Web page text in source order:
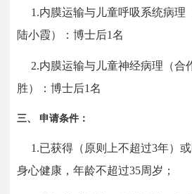
1.内膜运输与儿童呼吸系统病理
陆小霞）：博士后1名
2.内膜运输与儿童神经病理（合
胜）：博士后1名
三、申请条件：
1.已获得（原则上不超过3年）
身心健康，年龄不超过35周岁；